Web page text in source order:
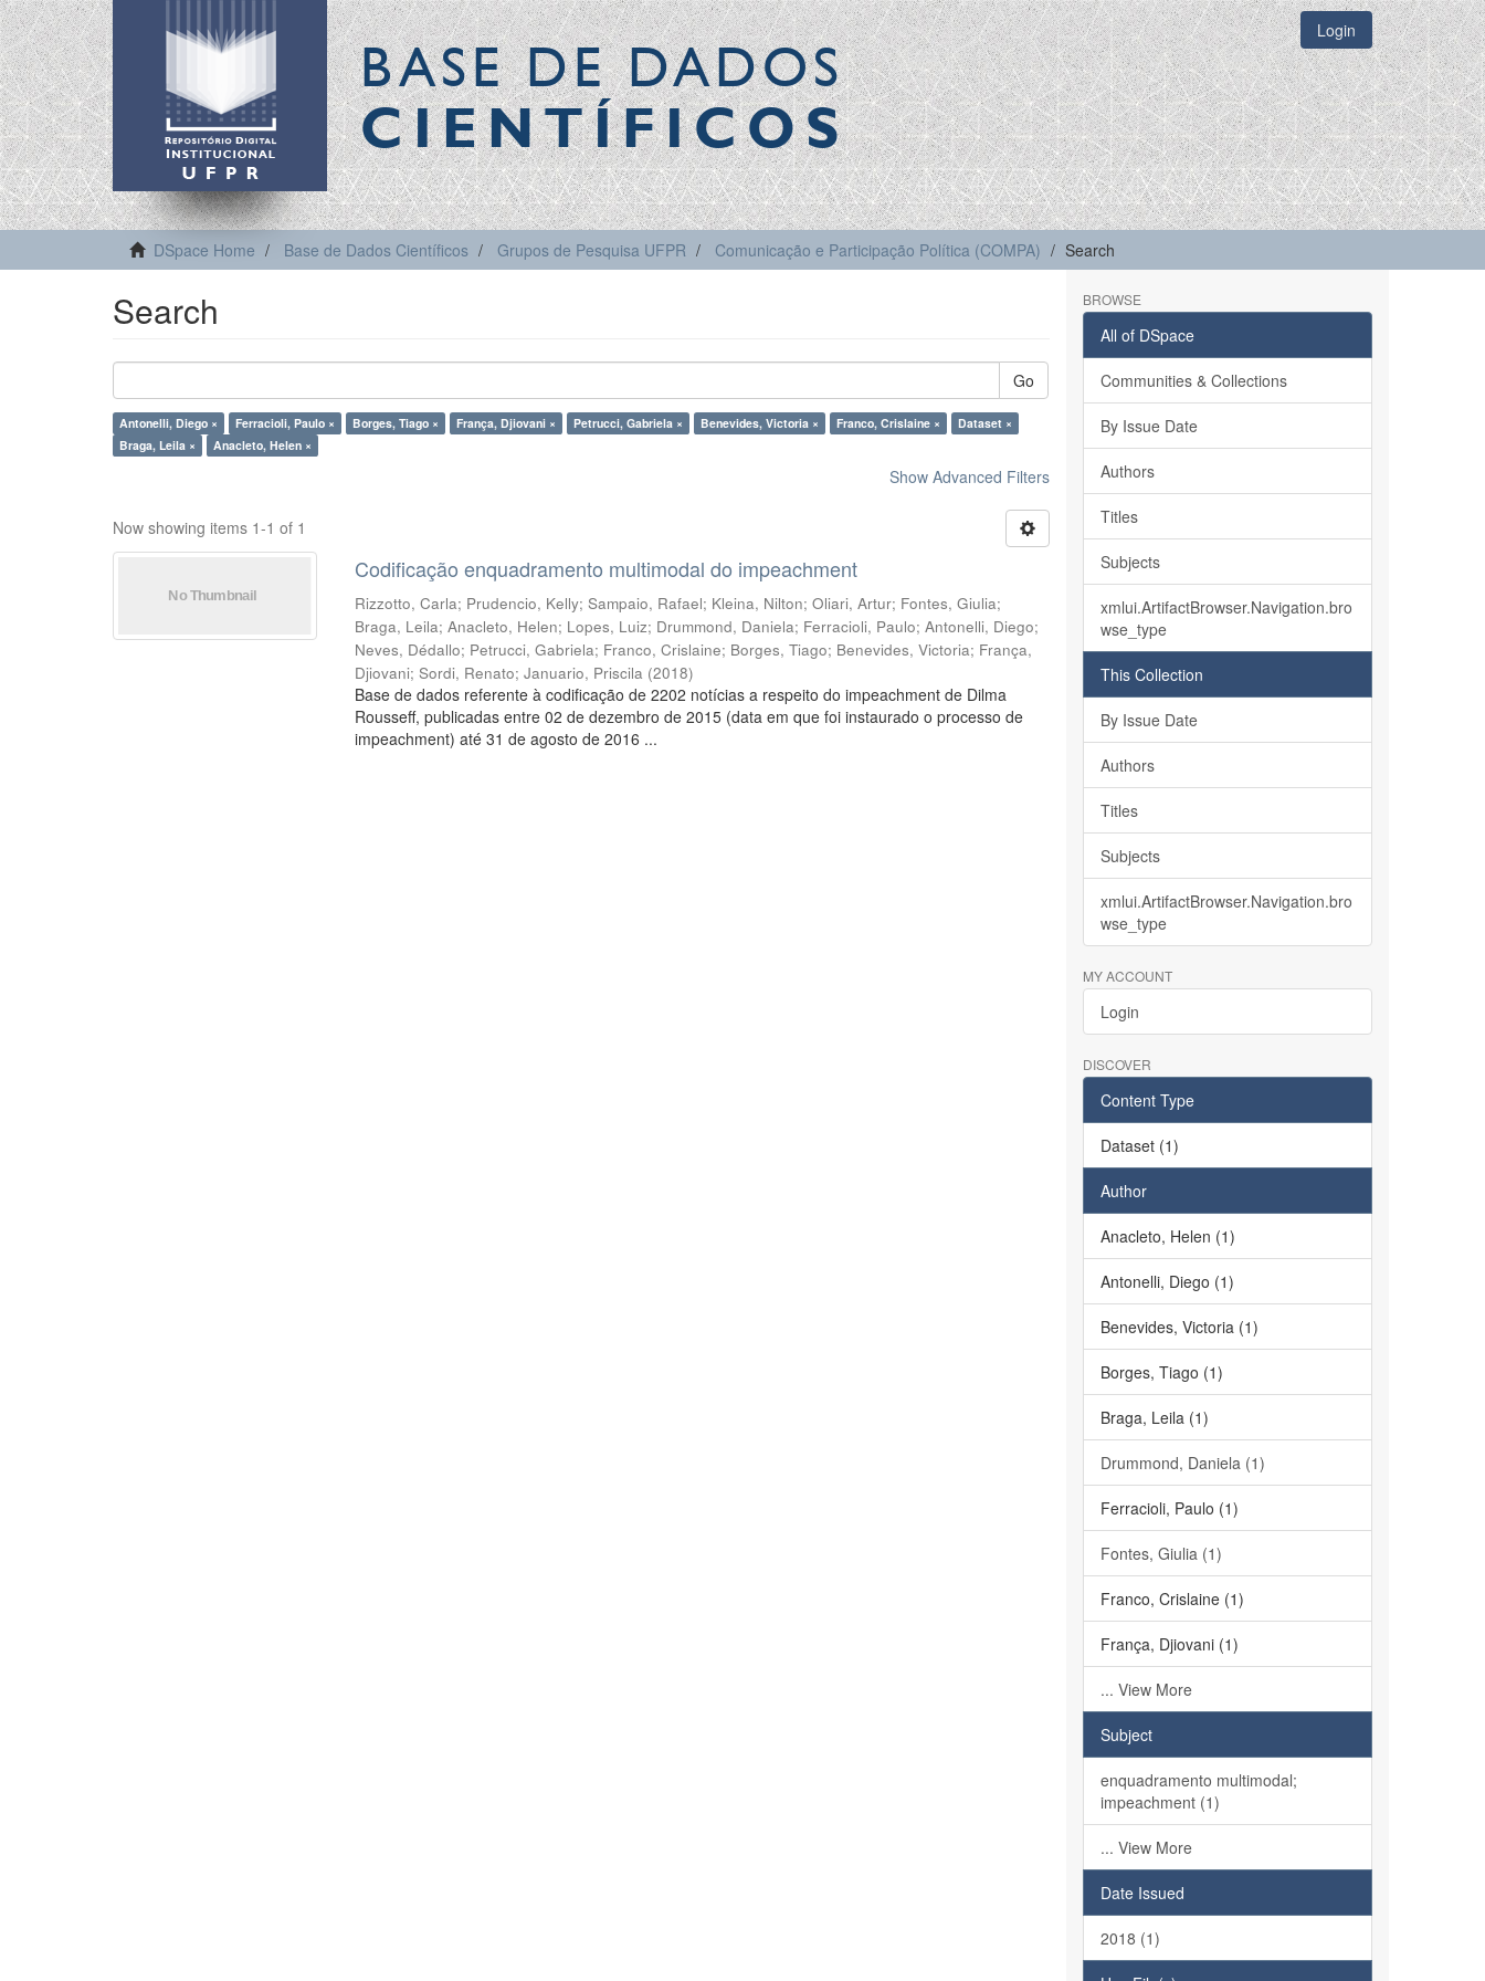
BASE DE DADOS
CIENTÍFICOS
Login
DSpace Home Base de Dados Científicos Grupos de Pesquisa UFPR Comunicação e Participação Política (COMPA) Search
Search
Go
Antonelli, Diego × Ferracioli, Paulo × Borges, Tiago × França, Djiovani × Petrucci, Gabriela × Benevides, Victoria × Franco, Crislaine ×
Dataset ×
Braga, Leila ×
Anacleto, Helen ×
Show Advanced Filters
Now showing items 1-1 of 1
Codificação enquadramento multimodal do impeachment
Rizzotto, Carla; Prudencio, Kelly;Sampaio, Rafael; Kleina, Nilton;Oliari, Artur; Fontes, Giulia;
Braga, Leila;Anacleto, Helen; Lopes, Luiz; Drummond, Daniela; Ferracioli, Paulo;Antonelli, Diego;
Neves, Dédallo; Petrucci, Gabriela; Franco, Crislaine; Borges, Tiago; Benevides, Victoria; França,
Djiovani;Sordi, Renato;Januario, Priscila (2018)
Base de dados referente à codificação de 2202 notícias a respeito do impeachment de Dilma
Rousseff, publicadas entre 02 de dezembro de 2015 (data em que foi instaurado o processo de
impeachment) até 31 de agosto de 2016 ...
BROWSE
All of DSpace
Communities & Collections
By Issue Date
Authors
Titles
Subjects
xmlui.ArtifactBrowser.Navigation.bro
wse_type
This Collection
By Issue Date
Authors
Titles
Subjects
xmlui.ArtifactBrowser.Navigation.bro
wse_type
MY ACCOUNT
Login
DISCOVER
Content Type
Dataset (1)
Author
Anacleto, Helen (1)
Antonelli, Diego (1)
Benevides, Victoria (1)
Borges, Tiago (1)
Braga, Leila (1)
Drummond, Daniela (1)
Ferracioli, Paulo (1)
Fontes, Giulia (1)
Franco, Crislaine (1)
França, Djiovani (1)
... View More
Subject
enquadramento multimodal;
impeachment (1)
... View More
Date Issued
2018 (1)